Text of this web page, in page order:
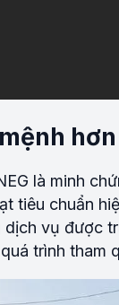
là minh
tiêu chuẩn
vụ được
trình tham